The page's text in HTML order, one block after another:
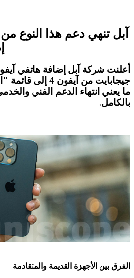
آبل تنهي دعم هذا النوع
أعلنت شركة آبل إضافة هاتفي
جيجابايت من آيفون 4
إلى قائمة
ما يعني انتهاء الدعم الفني
بالكامل.
الفرق بين الأجهزة القديمة والمتقادمة